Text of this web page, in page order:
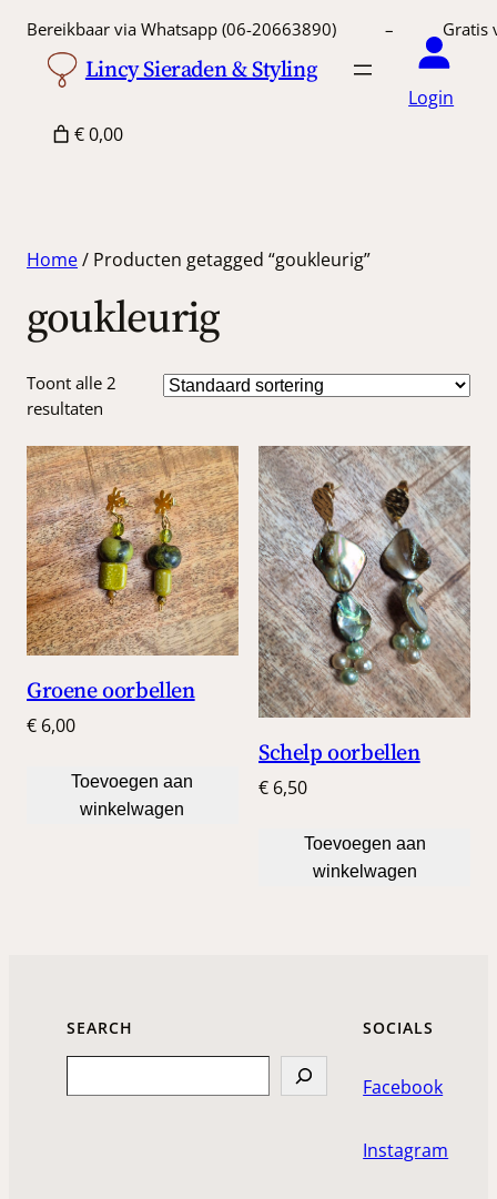
Bereikbaar via Whatsapp (06-20663890) –
Lincy Sieraden & Styling
Login
€ 0,00
Home/ Producten getagged “goukleurig”
goukleurig
Toont alle 2
resultaten
Groene oorbellen
€ 6,00
Toevoegen aan
winkelwagen
Schelp oorbellen
€ 6,50
Toevoegen aan
winkelwagen
SEARCH SOCIALS
Facebook
Instagram